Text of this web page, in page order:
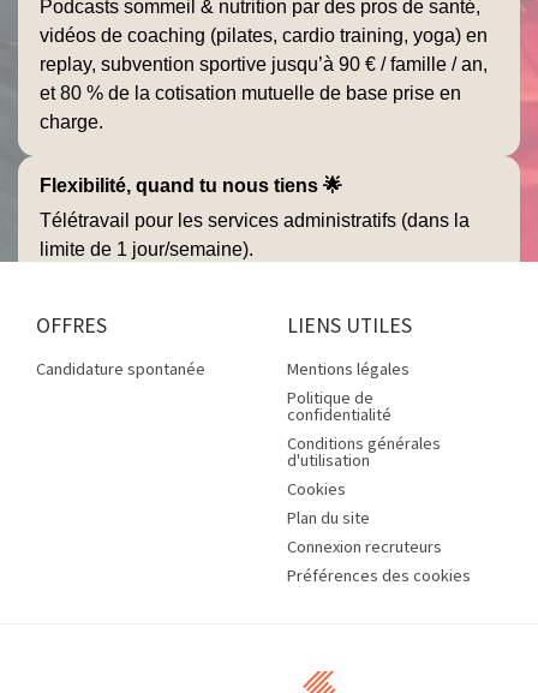
OFFRES
Candidature spontanée
LIENS UTILES
Mentions légales
Politique de
confidentialité
Conditions générales
d'utilisation
Cookies
Plan du site
Connexion recruteurs
Préférences des cookies